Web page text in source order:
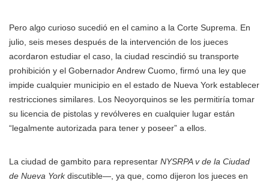
Pero algo curioso sucedió en el camino a la Corte Suprema. En
julio, seis meses después de la intervención de los jueces
acordaron estudiar el caso, la ciudad rescindió su transporte
prohibición y el Gobernador Andrew Cuomo, firmó una ley que
impide cualquier municipio en el estado de Nueva York establecer
restricciones similares. Los Neoyorquinos se les permitiría tomar
su licencia de pistolas y revólveres en cualquier lugar están
“legalmente autorizada para tener y poseer” a ellos.
La ciudad de gambito para representar NYSRPA v de la Ciudad
de Nueva Yorkdiscutible—, ya que, como dijeron los jueces en